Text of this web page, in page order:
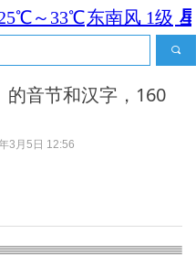
끠
的音节和汉字，160
3月5日 12:56